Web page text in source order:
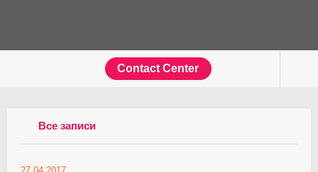
Contact Center
Все записи